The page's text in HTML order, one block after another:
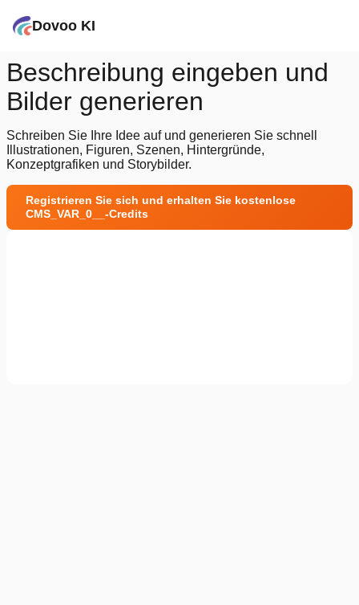
Dovoo KI
Beschreibung eingeben und
Bilder generieren
Schreiben Sie Ihre Idee auf und generieren Sie schnell
Illustrationen, Figuren, Szenen, Hintergründe,
Konzeptgrafiken und Storybilder.
Registrieren Sie sich und erhalten Sie kostenlose
CMS_VAR_0__-Credits